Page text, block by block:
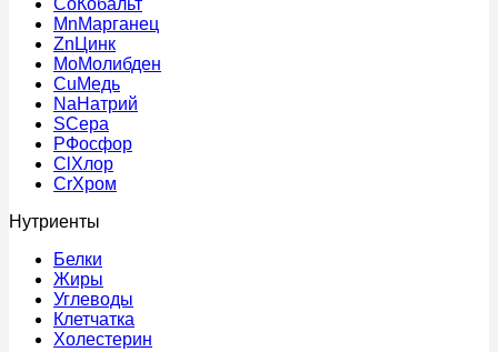
MnМарганец
Zn Цинк
MoМолибден
CuМедь
NaНатрий
SСера
PФосфор
Cl Хлор
CrХром
Нутриенты
Белки
Жиры
Углеводы
Клетчатка
Холестерин